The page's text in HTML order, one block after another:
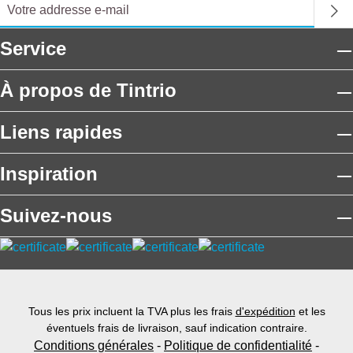
Service
À propos de Tintrio
Liens rapides
Inspiration
Suivez-nous
Tous les prix incluent la TVA plus les frais d'expédition et les
éventuels frais de livraison, sauf indication contraire.
Conditions générales - Politique de confidentialité -